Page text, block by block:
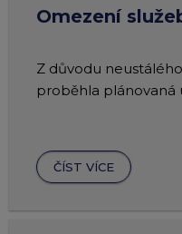
Omezení
Z důvodu
proběhla plánovaná
ČÍST VÍCE